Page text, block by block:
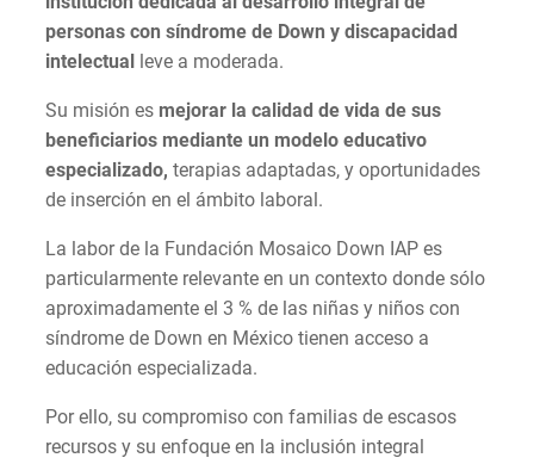
personas con síndrome de Down y discapacidad
intelectual leve a moderada.
Su misión es mejorar la calidad de vida de sus
beneficiarios mediante un modelo educativo
especializado, terapias adaptadas, y oportunidades
de inserción en el ámbito laboral.
La labor de la Fundación Mosaico Down IAP es
particularmente relevante en un contexto donde sólo
aproximadamente el 3 % de las niñas y niños con
síndrome de Down en México tienen acceso a
educación especializada.
Por ello, su compromiso con familias de escasos
recursos y su enfoque en la inclusión integral